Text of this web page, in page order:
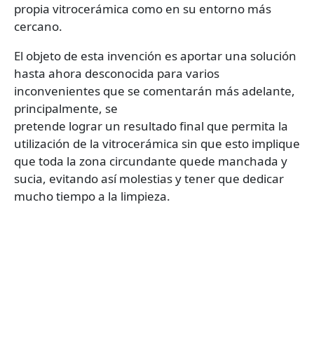
propia vitrocerámica como en su entorno más
cercano.
El objeto de esta invención es aportar una solución
hasta ahora desconocida para varios
inconvenientes que se comentarán más adelante,
principalmente, se
pretende lograr un resultado final que permita la
utilización de la vitrocerámica sin que esto implique
que toda la zona circundante quede manchada y
sucia, evitando así molestias y tener que dedicar
mucho tiempo a la limpieza.